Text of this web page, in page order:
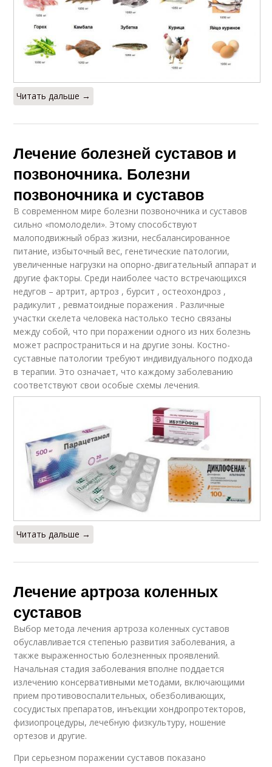
Читать дальше →
Лечение болезней суставов и
позвоночника. Болезни
позвоночника и суставов
В современном мире болезни позвоночника и суставов
сильно «помолодели». Этому способствуют
малоподвижный образ жизни, несбалансированное
питание, избыточный вес, генетические патологии,
увеличенные нагрузки на опорно-двигательный аппарат и
другие факторы. Среди наиболее часто встречающихся
недугов – артрит, артроз , бурсит , остеохондроз ,
радикулит , ревматоидные поражения . Различные
участки скелета человека настолько тесно связаны
между собой, что при поражении одного из них болезнь
может распространиться и на другие зоны. Костно-
суставные патологии требуют индивидуального подхода
в терапии. Это означает, что каждому заболеванию
соответствуют свои особые схемы лечения.
Читать дальше →
Лечение артроза коленных
суставов
Выбор метода лечения артроза коленных суставов
обуславливается степенью развития заболевания, а
также выраженностью болезненных проявлений.
Начальная стадия заболевания вполне поддается
излечению консервативными методами, включающими
прием противовоспалительных, обезболивающих,
сосудистых препаратов, инъекции хондропротекторов,
физиопроцедуры, лечебную физкультуру, ношение
ортезов и другие.
При серьезном поражении суставов показано